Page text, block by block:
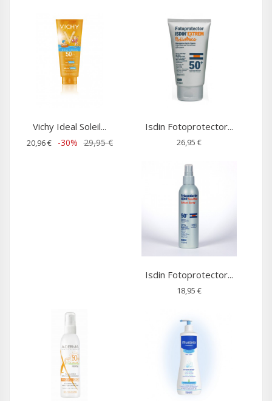
Vichy Ideal Soleil...
20,96 € -30% 29,95 €
Isdin Fotoprotector...
26,95 €
Isdin Fotoprotector...
18,95 €